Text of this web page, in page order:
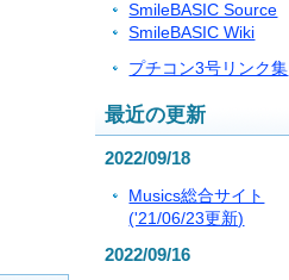
SmileBASIC Source
SmileBASIC Wiki
プチコン3号リンク集
最近の更新
2022/09/18
Musics総合サイト
('21/06/23更新)
2022/09/16